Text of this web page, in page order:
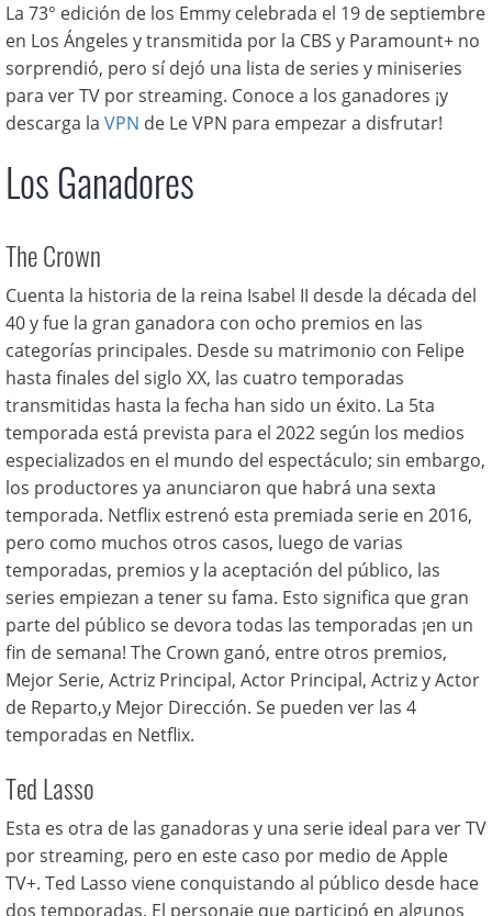
La 73° edición de los Emmy celebrada el 19 de septiembre
en Los Ángeles y transmitida por la CBS y Paramount+ no
sorprendió, pero sí dejó una lista de series y miniseries
para ver TV por streaming. Conoce a los ganadores ¡y
descarga la VPN de Le VPN para empezar a disfrutar!
Los Ganadores
The Crown
Cuenta la historia de la reina Isabel II desde la década del
40 y fue la gran ganadora con ocho premios en las
categorías principales. Desde su matrimonio con Felipe
hasta finales del siglo XX, las cuatro temporadas
transmitidas hasta la fecha han sido un éxito. La 5ta
temporada está prevista para el 2022 según los medios
especializados en el mundo del espectáculo; sin embargo,
los productores ya anunciaron que habrá una sexta
temporada. Netflix estrenó esta premiada serie en 2016,
pero como muchos otros casos, luego de varias
temporadas, premios y la aceptación del público, las
series empiezan a tener su fama. Esto significa que gran
parte del público se devora todas las temporadas ¡en un
fin de semana! The Crown ganó, entre otros premios,
Mejor Serie, Actriz Principal, Actor Principal, Actriz y Actor
de Reparto,y Mejor Dirección. Se pueden ver las 4
temporadas en Netflix.
Ted Lasso
Esta es otra de las ganadoras y una serie ideal para ver TV
por streaming, pero en este caso por medio de Apple
TV+. Ted Lasso viene conquistando al público desde hace
dos temporadas. El personaje que participó en algunos